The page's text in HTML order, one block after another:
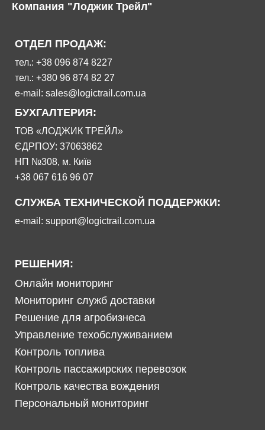
Компания "Лоджик Трейл"
ОТДЕЛ ПРОДАЖ:
тел.: +38 096 874 8227
тел.: +380 96 874 82 27
e-mail: sales@logictrail.com.ua
БУХГАЛТЕРИЯ:
ТОВ «ЛОДЖИК ТРЕЙЛ»
ЄДРПОУ: 37063862
НП №308, м. Київ
+38 067 616 96 07
СЛУЖБА ТЕХНИЧЕСКОЙ ПОДДЕРЖКИ:
e-mail: support@logictrail.com.ua
РЕШЕНИЯ:
Онлайн мониторинг
Мониторинг служб доставки
Решение для агробизнеса
Управление техобслуживанием
Контроль топлива
Контроль пассажирских перевозок
Контроль качества вождения
Персональный мониторинг